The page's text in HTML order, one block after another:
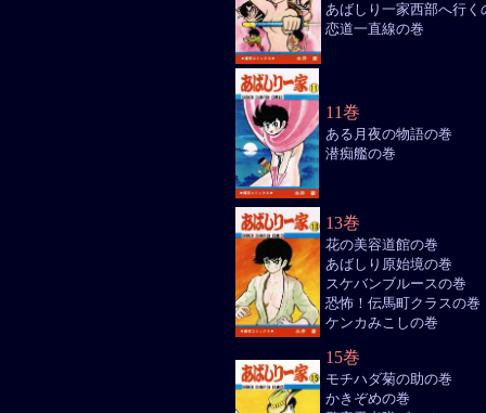
あばしり一家西部へ行く
恋道一直線の巻
11巻
ある月夜の物語の巻
潜痴艦の巻
13巻
花の美容道館の巻
あばしり原始境の巻
スケバンブルースの巻
恐怖！伝馬町クラスの巻
ケンカみこしの巻
15巻
モチハダ菊の助の巻
かきぞめの巻